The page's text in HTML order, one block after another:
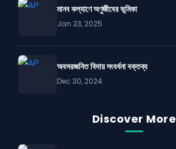
মানব কল্যাণে অণুজীবের ভূমিকা
Jan 23, 2025
অবসরজনিত বিদায় সংবর্ধনা বক্তব্য
Dec 30, 2024
Discover More